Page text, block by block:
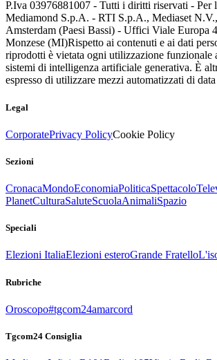
P.Iva 03976881007 - Tutti i diritti riservati - Per
Mediamond S.p.A. - RTI S.p.A., Mediaset
Amsterdam (Paesi Bassi) - Uffici Viale Europa
Monzese (MI)Rispetto ai contenuti e ai dati
riprodotti è vietata ogni utilizzazione funzionale
sistemi di intelligenza artificiale generativa. È
espresso di utilizzare mezzi automatizzati di
Legal
CorporatePrivacy PolicyCookie Policy
Sezioni
CronacaMondoEconomiaPoliticaSpettacolo
PlanetCulturaSaluteScuolaAnimaliSpazio
Speciali
Elezioni ItaliaElezioni esteroGrande Fratello
Rubriche
Oroscopo#tgcom24amarcord
Tgcom24 Consiglia